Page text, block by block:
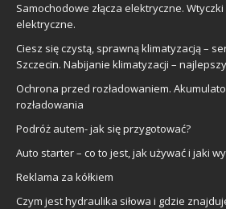
Samochodowe złącza elektryczne.
elektryczne.
Ciesz się czystą, sprawną klimatyzacją –
Szczecin. Nabijanie klimatyzacji –
Ochrona przed rozładowaniem.
rozładowania
Podróż autem- jak się przygotować?
Auto starter – co to jest, jak używać i jaki
Reklama za kółkiem
Czym jest hydraulika siłowa i gdzie